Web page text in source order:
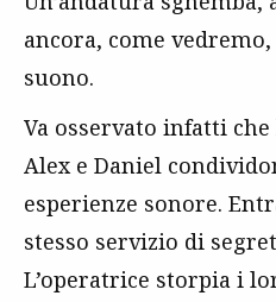
ancora, come
suono.
Va osservato infatti
Alex e Daniel
esperienze sonore.
stesso servizio di
L’operatrice storpia i